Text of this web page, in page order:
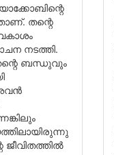
തന്റെ
നടത്തി.
തന്റെ ബന്ധുവും
ജീവിതത്തിൽ